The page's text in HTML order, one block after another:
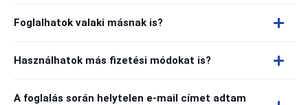
Foglalhatok valaki másnak is?
Használhatok más fizetési módokat is?
A foglalás során helytelen e-mail címet adtam